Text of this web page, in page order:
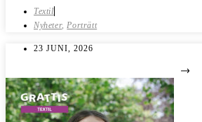
Textil
Nyheter, Porträtt
23 JUNI, 2026